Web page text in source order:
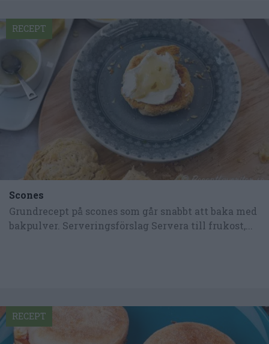
Scones
Grundrecept på scones som går snabbt att baka med
bakpulver. Serveringsförslag Servera till frukost,...
RECEPT
RECEPT